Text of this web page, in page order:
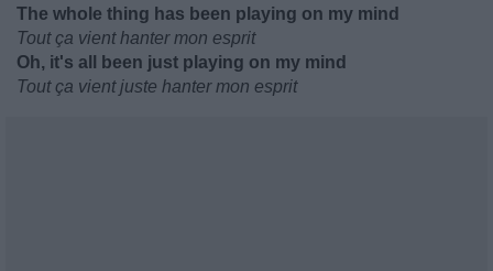
The whole thing has been playing on my mind
Tout ça vient hanter mon esprit
Oh, it's all been just playing on my mind
Tout ça vient juste hanter mon esprit